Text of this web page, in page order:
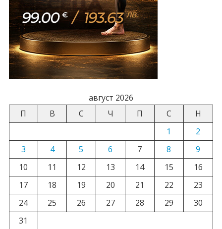
август 2026
П
В С Ч П С
Н
1
2
3
4 5 6 7 8
9
10
11 12 13 14 15
16
17
18 19 20 21 22
23
24
25 26 27 28 29
30
31